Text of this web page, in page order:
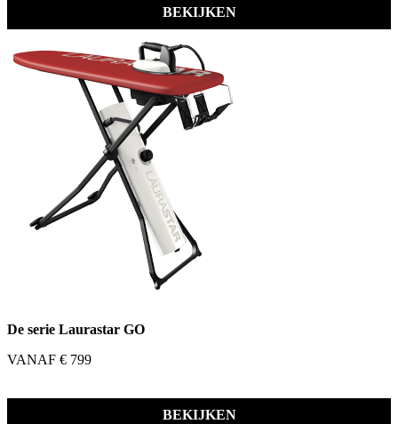
BEKIJKEN
De serie Laurastar GO
VANAF € 799
BEKIJKEN